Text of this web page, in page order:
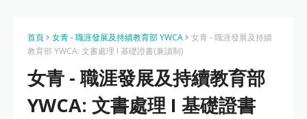
首頁 女青 - 職涯發展及持續教育部 YWCA
女青 - 職涯發展及持續
教育部 YWCA: 文書處理 I 基礎證書(兼讀制)
女青 - 職涯發展及持續教育部
YWCA: 文書處理 I 基礎證書